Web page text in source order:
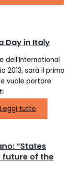
Day in Italy
dell’International
2013, sarà il primo
vuole portare
Leggi tutto
“States
future of the